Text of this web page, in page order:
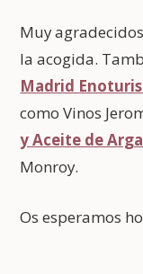
Muy
la acogida.
Madrid
como Vinos
y Aceite de
Monroy.
Os esperamos